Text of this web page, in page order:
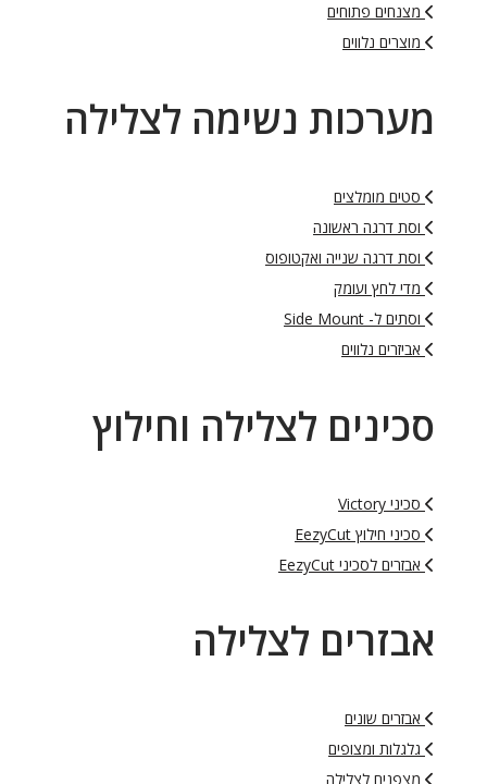
מצנחים פתוחים
מוצרים נלווים
מערכות נשימה לצלילה
סטים מומלצים
וסת דרגה ראשונה
וסת דרגה שנייה ואקטופוס
מדי לחץ ועומק
וסתים ל- Side Mount
אביזרים נלווים
סכינים לצלילה וחילוץ
סכיני Victory
סכיני חילוץ EezyCut
אבזרים לסכיני EezyCut
אבזרים לצלילה
אבזרים שונים
גלגלות ומצופים
מצפנים לצלילה